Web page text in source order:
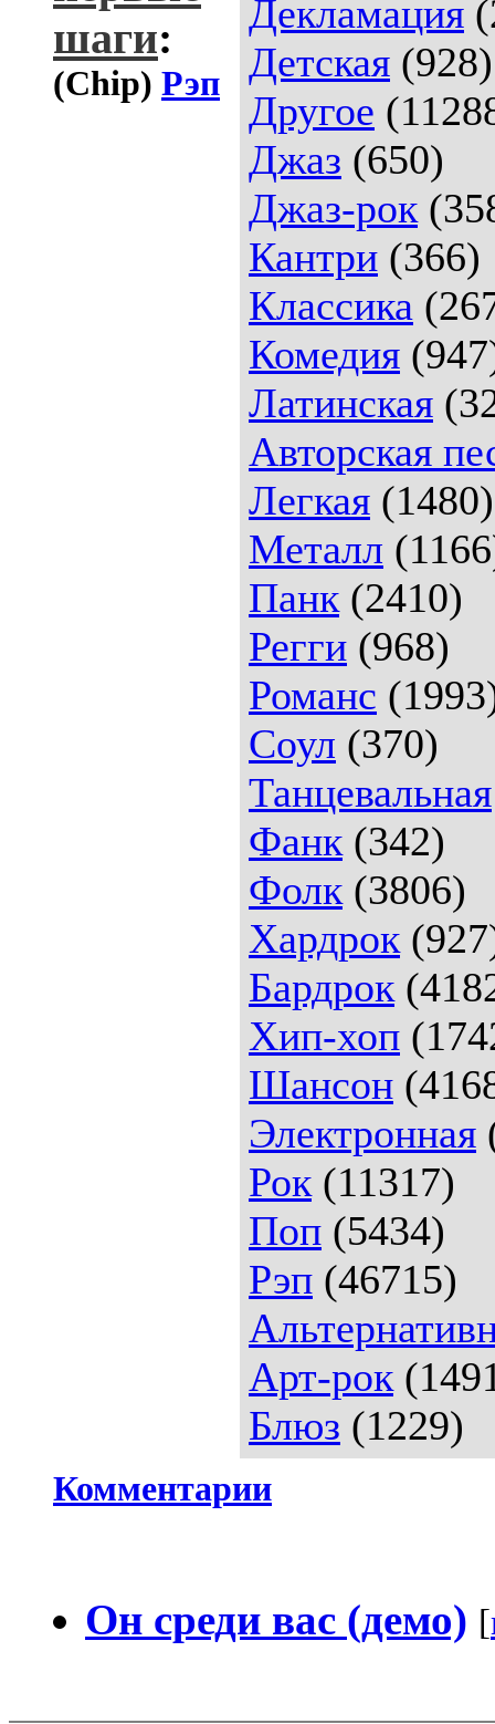
Декламация
Детская (928)
Другое
Джаз (650)
Джаз-рок
Кантри (366)
Классика
Комедия
Латинская
Авторская
Легкая (1480)
Металл
Панк (2410)
Регги (968)
Романс
Соул (370)
Танцевальная
Фанк (342)
Фолк (3806)
Хардрок
Бардрок
Хип-хоп
Шансон
Электронная
Рок (11317)
Поп (5434)
Рэп (46715)
Арт-рок
Блюз (1229)
шаги:
(Chip) Рэп
Комментарии
Он среди вас (демо) [